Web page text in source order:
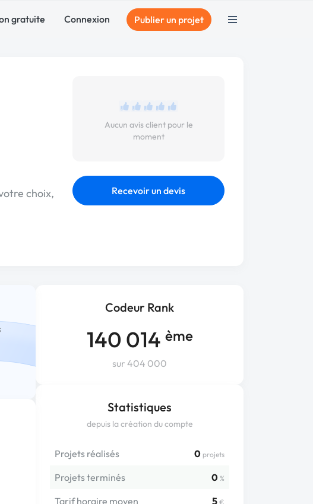
gratuite Connexion Publier un projet
choix,
Aucun avis client pour le
moment
Recevoir un devis
Codeur Rank
140 014 ème
sur 404 000
Statistiques
depuis la création du compte
Projets réalisés 0 projets
Projets terminés 0 %
Tarif horaire moyen 5 €